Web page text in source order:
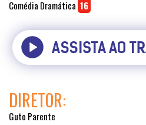
Comédia Dramática 16
DIRETOR:
Guto Parente